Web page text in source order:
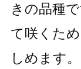
きの品種
て咲くた
しめます。